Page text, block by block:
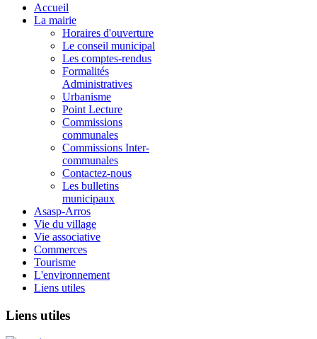
Accueil
La mairie
Horaires d'ouverture
Le conseil municipal
Les comptes-rendus
Formalités
Administratives
Urbanisme
Point Lecture
Commissions
communales
Commissions Inter-
communales
Contactez-nous
Les bulletins
municipaux
Asasp-Arros
Vie du village
Vie associative
Commerces
Tourisme
L'environnement
Liens utiles
Liens utiles